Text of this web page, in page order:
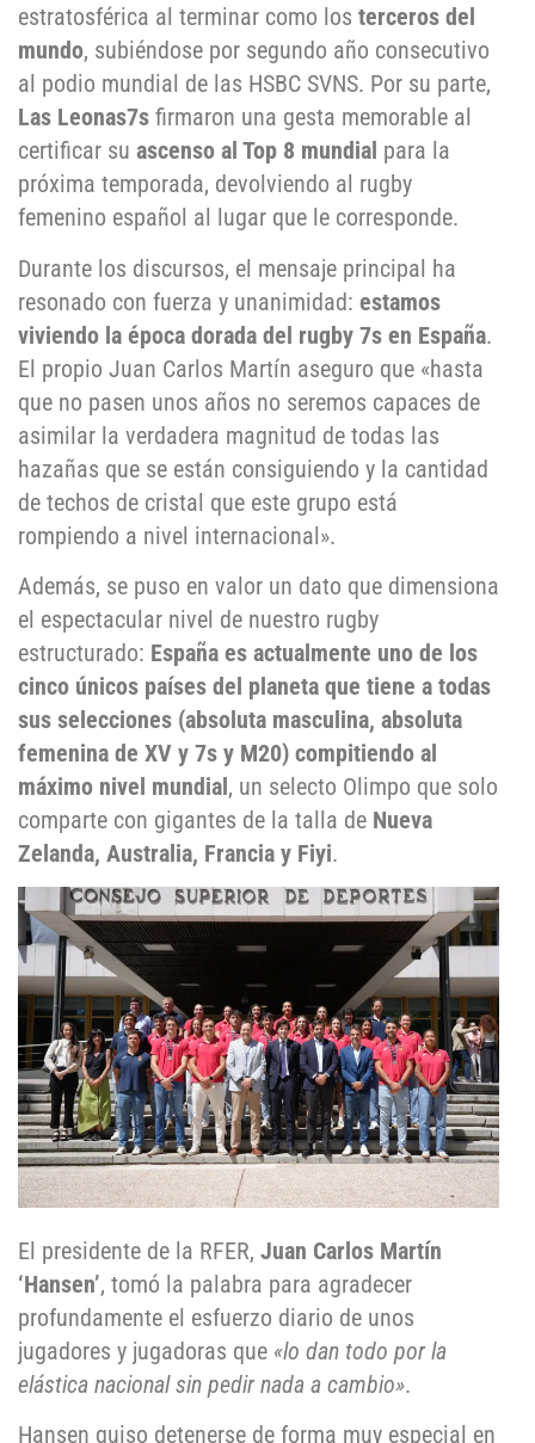
estratosférica al terminar como los terceros del
mundo, subiéndose por segundo año consecutivo
al podio mundial de las HSBC SVNS. Por su parte,
Las Leonas7s firmaron una gesta memorable al
certificar su ascenso al Top 8 mundial para la
próxima temporada, devolviendo al rugby
femenino español al lugar que le corresponde.
Durante los discursos, el mensaje principal ha
resonado con fuerza y unanimidad: estamos
viviendo la época dorada del rugby 7s en España.
El propio Juan Carlos Martín aseguro que «hasta
que no pasen unos años no seremos capaces de
asimilar la verdadera magnitud de todas las
hazañas que se están consiguiendo y la cantidad
de techos de cristal que este grupo está
rompiendo a nivel internacional».
Además, se puso en valor un dato que dimensiona
el espectacular nivel de nuestro rugby
estructurado: España es actualmente uno de los
cinco únicos países del planeta que tiene a todas
sus selecciones (absoluta masculina, absoluta
femenina de XV y 7s y M20) compitiendo al
máximo nivel mundial, un selecto Olimpo que solo
comparte con gigantes de la talla de Nueva
Zelanda, Australia, Francia y Fiyi.
El presidente de la RFER, Juan Carlos Martín
‘Hansen’, tomó la palabra para agradecer
profundamente el esfuerzo diario de unos
jugadores y jugadoras que «lo dan todo por la
elástica nacional sin pedir nada a cambio».
Hansen quiso detenerse de forma muy especial en